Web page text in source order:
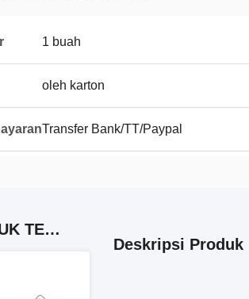
1 buah
oleh karton
Transfer Bank/TT/Paypal
PRODUK-PRODUK TERKAIT
Deskripsi Produk